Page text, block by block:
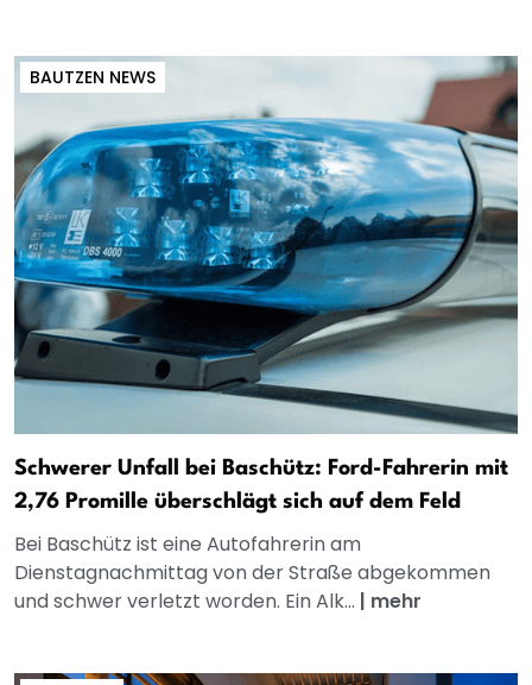
BAUTZEN NEWS
Schwerer Unfall bei Baschütz: Ford-Fahrerin mit
2,76 Promille überschlägt sich auf dem Feld
Bei Baschütz ist eine Autofahrerin am
Dienstagnachmittag von der Straße abgekommen
und schwer verletzt worden. Ein Alk... | mehr